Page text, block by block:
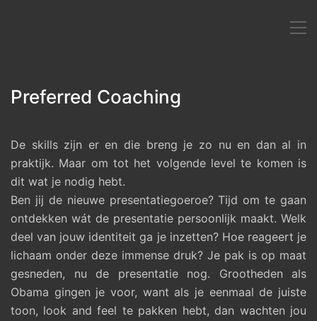
Preferred Coaching
De skills zijn er en die breng je zo nu en dan al in
praktijk. Maar om tot het volgende level te komen is
dit wat je nodig hebt.
Ben jij de nieuwe presentatiegoeroe? Tijd om te gaan
ontdekken wát de presentatie persoonlijk maakt. Welk
deel van jouw identiteit ga je inzetten? Hoe reageert je
lichaam onder deze immense druk? Je pak is op maat
gesneden, nu de presentatie nog. Grootheden als
Obama gingen je voor, want als je eenmaal de juiste
toon, look and feel te pakken hebt, dan wachten jou